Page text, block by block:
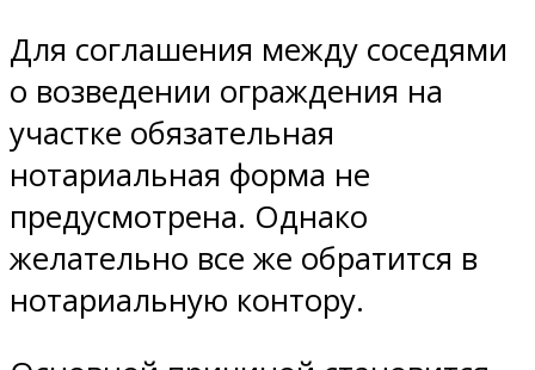
Для соглашения между соседями
о возведении ограждения на
участке обязательная
нотариальная форма не
предусмотрена. Однако
желательно все же обратится в
нотариальную контору.